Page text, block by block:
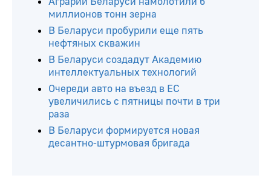
миллионов тонн зерна
В Беларуси пробурили еще пять
нефтяных скважин
В Беларуси создадут Академию
интеллектуальных технологий
Очереди авто на въезд в ЕС
увеличились с пятницы почти в три
раза
В Беларуси формируется новая
десантно-штурмовая бригада